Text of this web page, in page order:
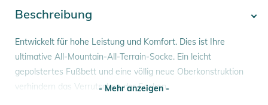
Beschreibung
Entwickelt für hohe Leistung und Komfort. Dies ist Ihre
ultimative All-Mountain-All-Terrain-Socke. Ein leicht
gepolstertes Fußbett und eine völlig neue Oberkonstruktion
verhindern das Verrutschen der Socken.
- Mehr anzeigen -